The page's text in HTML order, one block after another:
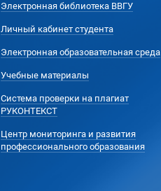
Электронная библиотека ВВГУ
Личный кабинет студента
Электронная образовательная среда
Учебные материалы
Система проверки на плагиат
РУКОНТЕКСТ
Центр мониторинга и развития
профессионального образования